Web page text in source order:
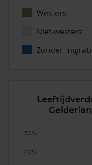
Westers
Niet-westers
Zonder
40%
50%